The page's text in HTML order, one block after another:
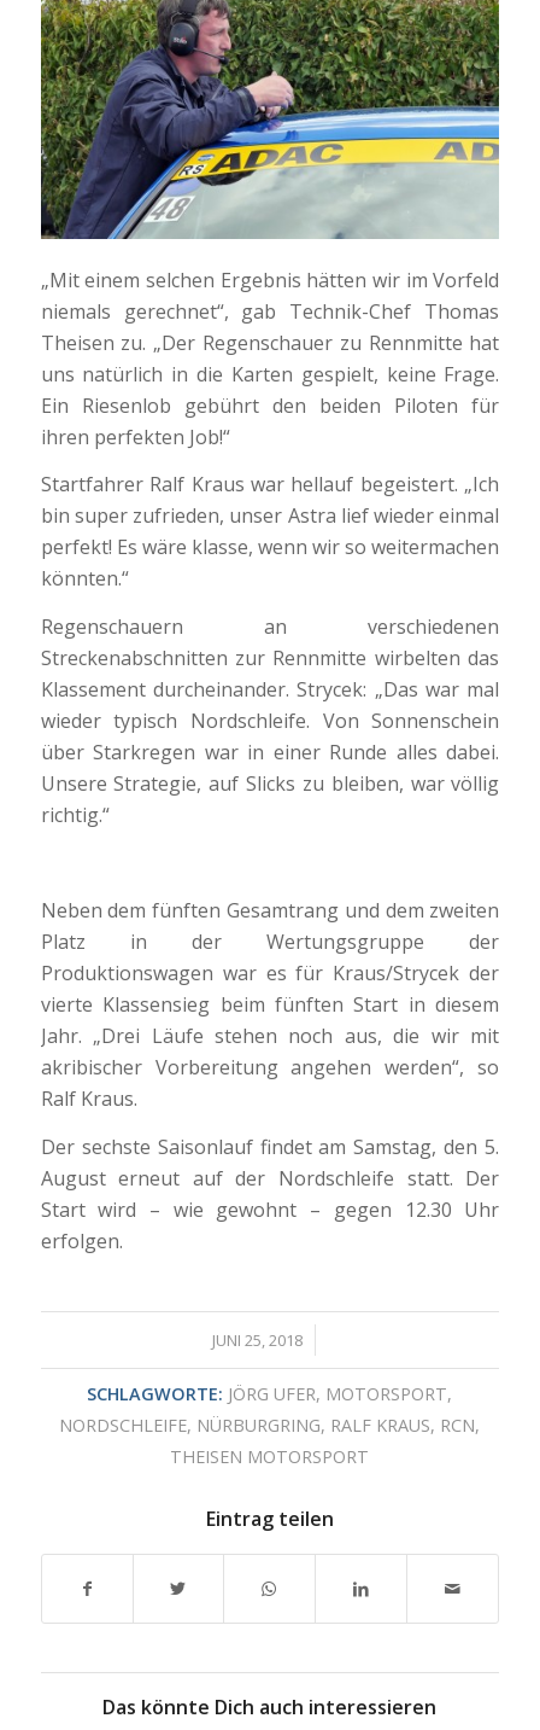
„Mit einem selchen Ergebnis hätten wir im Vorfeld
niemals gerechnet“, gab Technik-Chef Thomas
Theisen zu. „Der Regenschauer zu Rennmitte hat
uns natürlich in die Karten gespielt, keine Frage.
Ein Riesenlob gebührt den beiden Piloten für
ihren perfekten Job!“
Startfahrer Ralf Kraus war hellauf begeistert. „Ich
bin super zufrieden, unser Astra lief wieder einmal
perfekt! Es wäre klasse, wenn wir so weitermachen
könnten.“
Regenschauern an verschiedenen
Streckenabschnitten zur Rennmitte wirbelten das
Klassement durcheinander. Strycek: „Das war mal
wieder typisch Nordschleife. Von Sonnenschein
über Starkregen war in einer Runde alles dabei.
Unsere Strategie, auf Slicks zu bleiben, war völlig
richtig.“
Neben dem fünften Gesamtrang und dem zweiten
Platz in der Wertungsgruppe der
Produktionswagen war es für Kraus/Strycek der
vierte Klassensieg beim fünften Start in diesem
Jahr. „Drei Läufe stehen noch aus, die wir mit
akribischer Vorbereitung angehen werden“, so
Ralf Kraus.
Der sechste Saisonlauf findet am Samstag, den 5.
August erneut auf der Nordschleife statt. Der
Start wird – wie gewohnt – gegen 12.30 Uhr
erfolgen.
JUNI 25, 2018
/
SCHLAGWORTE: JÖRG UFER, MOTORSPORT,
NORDSCHLEIFE, NÜRBURGRING, RALF KRAUS, RCN,
THEISEN MOTORSPORT
Eintrag teilen
Das könnte Dich auch interessieren